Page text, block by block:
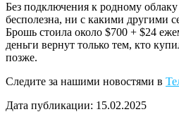
Без подключения к родному
бесполезна, ни с какими другими
Брошь стоила около $700 + $24
деньги вернут только тем, кто
позже.
Следите за нашими новостями в
Дата публикации: 15.02.2025